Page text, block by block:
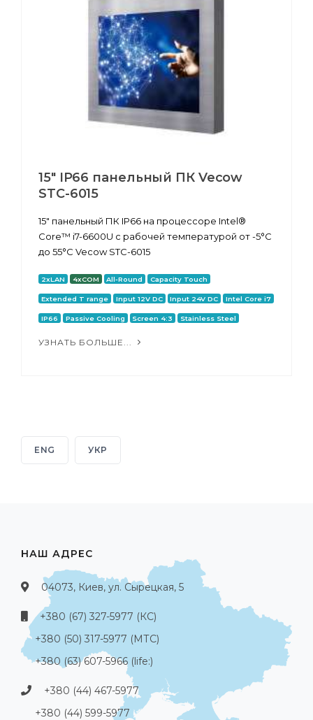
15" IP66 панельный ПК Vecow
STC-6015
15" панельный ПК IP66 на процессоре Intel®
Core™ i7-6600U с рабочей температурой от -5°C
до 55°C Vecow STC-6015
2xLAN 4xCOM All-Round Capacity Touch
Extended T range Input 12V DC Input 24V DC Intel Core i7
IP66 Passive Cooling Screen 4:3 Stainless Steel
УЗНАТЬ БОЛЬШЕ...
ENG УКР
НАШ АДРЕС
04073, Киев, ул. Сырецкая, 5
+380 (67) 327-5977 (КС)
+380 (50) 317-5977 (МТС)
+380 (63) 607-5966 (life:)
+380 (44) 467-5977
+380 (44) 599-5977